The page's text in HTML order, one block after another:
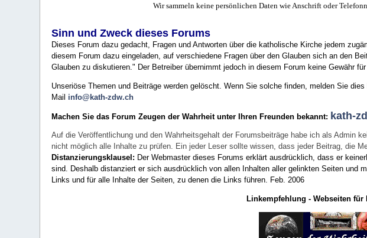
Wir sammeln keine persönlichen Daten wie Anschrift oder
Sinn und Zweck dieses Forums
Dieses Forum dazu gedacht, Fragen und Antworten über die katholische Kirche jedem
diesem Forum dazu eingeladen, auf verschiedene Fragen über den Glauben sich an den
Glauben zu diskutieren." Der Betreiber übernimmt jedoch in diesem Forum keine Gewähr
Unseriöse Themen und Beiträge werden gelöscht. Wenn Sie solche finden, melden Sie
Mail info@kath-zdw.ch
Machen Sie das Forum Zeugen der Wahrheit unter Ihren Freunden bekannt: kath-
Auf die Veröffentlichung und den Wahrheitsgehalt der Forumsbeiträge habe ich als
nicht möglich alle Inhalte zu prüfen. Ein jeder Leser sollte wissen, dass jeder Beitrag, die
Distanzierungsklausel: Der Webmaster dieses Forums erklärt ausdrücklich, dass er
sind. Deshalb distanziert er sich ausdrücklich von allen Inhalten aller gelinkten Seiten und
Links und für alle Inhalte der Seiten, zu denen die Links führen. Feb. 2006
Linkempfehlung - Webseiten für